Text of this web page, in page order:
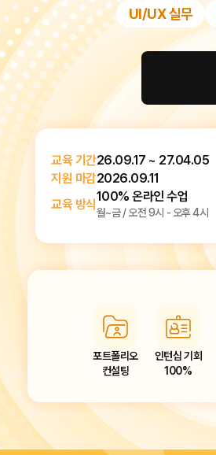
UI/UX 실무
교육 기간26.09.17 ~ 27.04.05
지원 마감2026.09.11
교육 방식100% 온라인 수업
월~금 / 오전 9시 - 오후 4시
포트폴리오
컨설팅
인턴십 기회
100%